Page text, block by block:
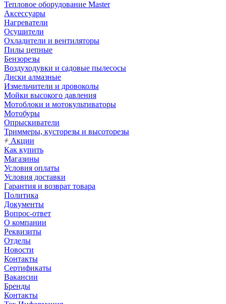
Тепловое оборудование Master
Аксессуары
Нагреватели
Осушители
Охладители и вентиляторы
Пилы цепные
Бензорезы
Воздуходувки и садовые пылесосы
Диски алмазные
Измельчители и дровоколы
Мойки высокого давления
Мотоблоки и мотокультиваторы
Мотобуры
Опрыскиватели
Триммеры, кусторезы и высоторезы
Акции
Как купить
Магазины
Условия оплаты
Условия доставки
Гарантия и возврат товара
Политика
Документы
Вопрос-ответ
О компании
Реквизиты
Отделы
Новости
Контакты
Сертификаты
Вакансии
Бренды
Контакты